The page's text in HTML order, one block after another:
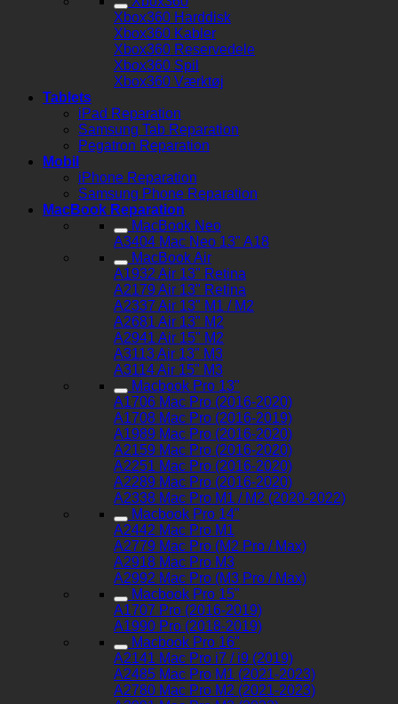
Xbox360 Harddisk
Xbox360 Kabler
Xbox360 Reservedele
Xbox360 Spil
Xbox360 Værktøj
Tablets
iPad Reparation
Samsung Tab Reparation
Pegatron Reparation
Mobil
iPhone Reparation
Samsung Phone Reparation
MacBook Reparation
MacBook Neo
A3404 Mac Neo 13" A18
MacBook Air
A1932 Air 13" Retina
A2179 Air 13" Retina
A2337 Air 13" M1 / M2
A2681 Air 13" M2
A2941 Air 15" M2
A3113 Air 13" M3
A3114 Air 15" M3
Macbook Pro 13"
A1706 Mac Pro (2016-2020)
A1708 Mac Pro (2016-2019)
A1989 Mac Pro (2016-2020)
A2159 Mac Pro (2016-2020)
A2251 Mac Pro (2016-2020)
A2289 Mac Pro (2016-2020)
A2338 Mac Pro M1 / M2 (2020-2022)
Macbook Pro 14"
A2442 Mac Pro M1
A2779 Mac Pro (M2 Pro / Max)
A2918 Mac Pro M3
A2992 Mac Pro (M3 Pro / Max)
Macbook Pro 15"
A1707 Pro (2016-2019)
A1990 Pro (2018-2019)
Macbook Pro 16"
A2141 Mac Pro i7 / i9 (2019)
A2485 Mac Pro M1 (2021-2023)
A2780 Mac Pro M2 (2021-2023)